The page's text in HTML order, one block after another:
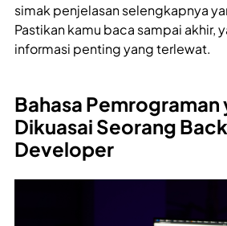
simak penjelasan selengkapnya
Pastikan kamu baca sampai akhir,
informasi penting yang terlewat.
Bahasa Pemrograman
Dikuasai Seorang
Developer